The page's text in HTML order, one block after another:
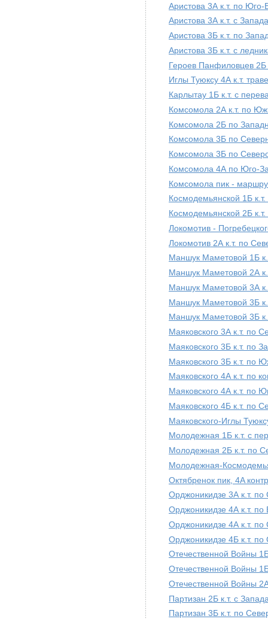
Аристова 3А к.т. по Юго-
Аристова 3А к.т. с Запада
Аристова 3Б к.т. по
Аристова 3Б к.т. с
Героев Панфиловцев 2Б
Иглы Туюксу 4А к.т.
Карлытау 1Б к.т. с
Комсомола 2А к.т. по
Комсомола 2Б по
Комсомола 3Б по
Комсомола 3Б по
Комсомола 4А по Юго-
Комсомола пик -
Космодемьянской 1Б
Космодемьянской 2Б
Локомотив -
Локомотив 2А к.т. по
Маншук Маметовой 1Б
Маншук Маметовой 2А
Маншук Маметовой 3А
Маншук Маметовой 3Б
Маншук Маметовой 3Б
Маяковского 3А к.т. по
Маяковского 3Б к.т. по
Маяковского 3Б к.т. по
Маяковского 4А к.т. по
Маяковского 4А к.т. по
Маяковского 4Б к.т. по
Маяковского-Иглы
Молодежная 1Б к.т. с
Молодежная 2Б к.т. по
Молодежная-
Октябренок пик, 4A
Орджоникидзе 3А к.т.
Орджоникидзе 4А к.т. по
Орджоникидзе 4А к.т.
Орджоникидзе 4Б к.т. по
Отечественной Войны
Отечественной Войны
Отечественной Войны
Партизан 2Б к.т. с
Партизан 3Б к.т. по